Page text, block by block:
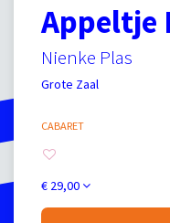
Appeltje
Nienke Plas
Grote Zaal
CABARET
€ 29,00